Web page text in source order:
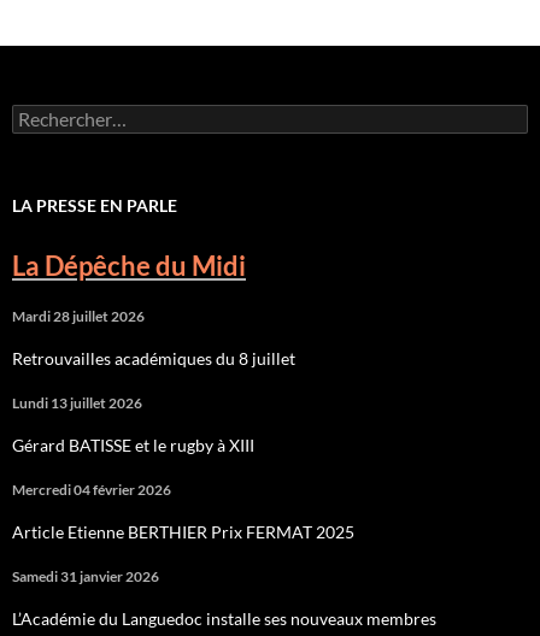
Rechercher :
LA PRESSE EN PARLE
La Dépêche du Midi
Mardi 28 juillet 2026
Retrouvailles académiques du 8 juillet
Lundi 13 juillet 2026
Gérard BATISSE et le rugby à XIII
Mercredi 04 février 2026
Article Etienne BERTHIER Prix FERMAT 2025
Samedi 31 janvier 2026
L’Académie du Languedoc installe ses nouveaux membres